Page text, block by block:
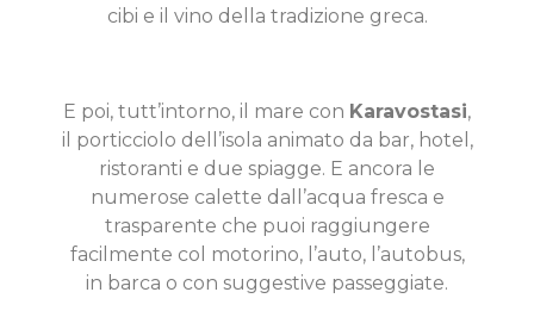
cibi e il vino della tradizione greca.
E poi, tutt’intorno, il mare con Karavostasi,
il porticciolo dell’isola animato da bar, hotel,
ristoranti e due spiagge. E ancora le
numerose calette dall’acqua fresca e
trasparente che puoi raggiungere
facilmente col motorino, l’auto, l’autobus,
in barca o con suggestive passeggiate.